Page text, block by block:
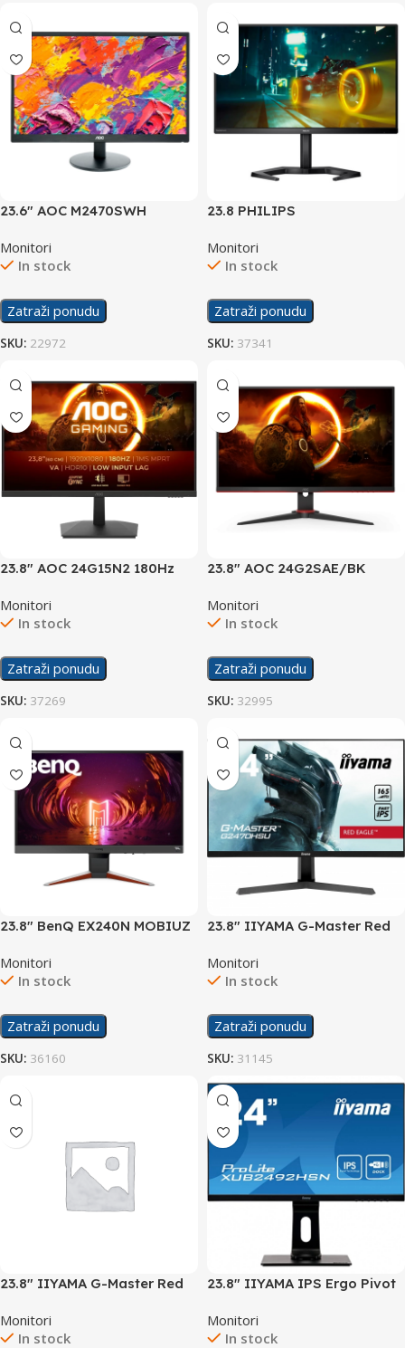
23.6″ AOC M2470SWH
Monitori
In stock
Zatraži ponudu
SKU: 22972
23.8 PHILIPS
Gaming Display
Monitori
In stock
Zatraži ponudu
SKU: 37341
23.8″ AOC 24G15N2 180Hz
Monitori
In stock
Zatraži ponudu
SKU: 37269
23.8″ AOC 24G2SAE/BK
Monitori
In stock
Zatraži ponudu
SKU: 32995
23.8″ BenQ EX240N MOBIUZ
Monitori
In stock
Zatraži ponudu
SKU: 36160
23.8″ IIYAMA G-Master Red
Gaming Display
Monitori
In stock
Zatraži ponudu
SKU: 31145
23.8″ IIYAMA G-Master Red
Display
Monitori
In stock
23.8″ IIYAMA IPS Ergo Pivot
Monitori
In stock